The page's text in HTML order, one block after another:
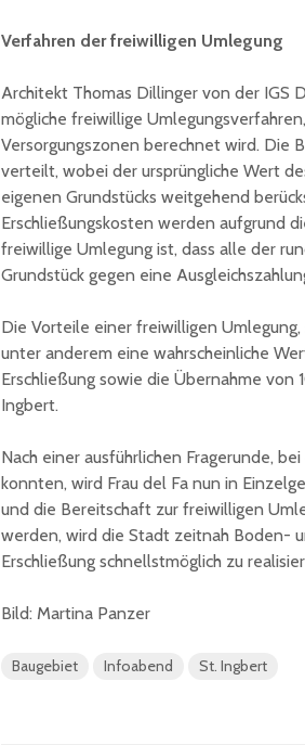
Verfahren der freiwilligen Umlegung
Architekt Thomas Dillinger von der IGS
mögliche freiwillige
Versorgungszonen berechnet wird. Die
verteilt, wobei der ursprüngliche Wert
eigenen Grundstücks weitgehend
Erschließungskosten werden aufgrund
freiwillige Umlegung ist, dass alle der
Grundstück gegen eine
Die Vorteile einer freiwilligen
unter anderem eine wahrscheinliche
Erschließung sowie die Übernahme von
Ingbert.
Nach einer ausführlichen Fragerunde,
konnten, wird Frau del Fa nun in
und die Bereitschaft zur freiwilligen
werden, wird die Stadt zeitnah Boden-
Erschließung schnellstmöglich zu
Bild: Martina Panzer
Baugebiet Infoabend St. Ingbert